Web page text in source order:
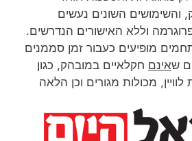
והשימושים השונים נעשים
וללא האישורים הנדרשים.
מופיעים כעבור זמן סממנים
שאינם חקלאיים במובהק, כגון
מכולות מגורים וכן הלאה